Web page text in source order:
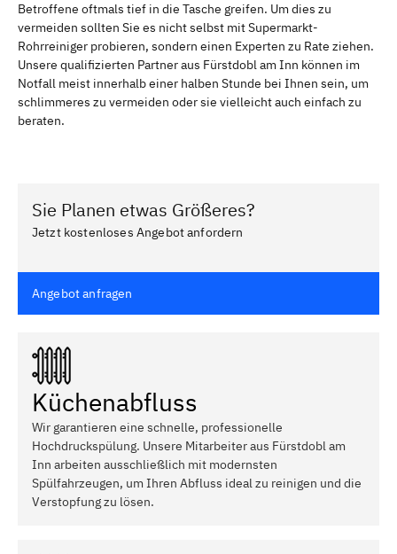
Betroffene oftmals tief in die Tasche greifen. Um dies zu
vermeiden sollten Sie es nicht selbst mit Supermarkt-
Rohrreiniger probieren, sondern einen Experten zu Rate ziehen.
Unsere qualifizierten Partner aus Fürstdobl am Inn können im
Notfall meist innerhalb einer halben Stunde bei Ihnen sein, um
schlimmeres zu vermeiden oder sie vielleicht auch einfach zu
beraten.
Sie Planen etwas Größeres?
Jetzt kostenloses Angebot anfordern
Angebot anfragen
Küchenabfluss
Wir garantieren eine schnelle, professionelle
Hochdruckspülung. Unsere Mitarbeiter aus Fürstdobl am
Inn arbeiten ausschließlich mit modernsten
Spülfahrzeugen, um Ihren Abfluss ideal zu reinigen und die
Verstopfung zu lösen.